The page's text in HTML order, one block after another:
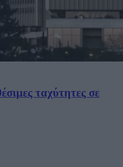
ταχύτητες σε